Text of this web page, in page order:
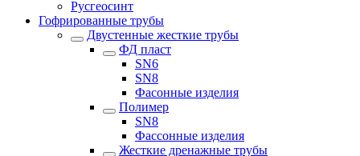
Русгеосинт
Гофрированные трубы
Двустенные жесткие трубы
ФД пласт
SN6
SN8
Фасонные изделия
Полимер
SN8
Фассонные изделия
Жесткие дренажные трубы